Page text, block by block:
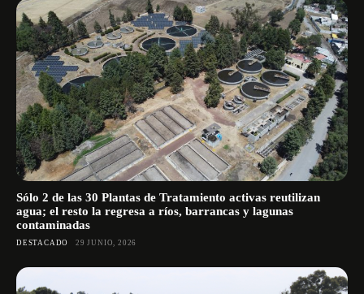
Sólo 2 de las 30 Plantas de Tratamiento activas reutilizan
agua; el resto la regresa a ríos, barrancas y lagunas
contaminadas
DESTACADO 29 JUNIO, 2026